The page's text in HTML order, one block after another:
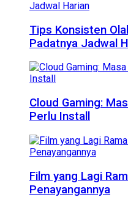
Tips Konsisten
Padatnya Jadwal
Cloud Gaming:
Perlu Install
Film yang Lagi
Penayangannya